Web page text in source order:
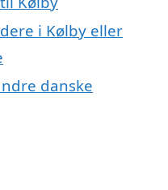
i Kølby eller
danske